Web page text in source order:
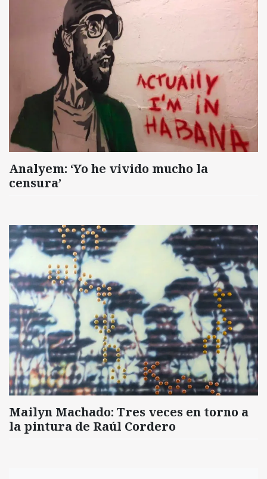
Analyem: ‘Yo he vivido mucho la
censura’
Mailyn Machado: Tres veces en torno a
la pintura de Raúl Cordero